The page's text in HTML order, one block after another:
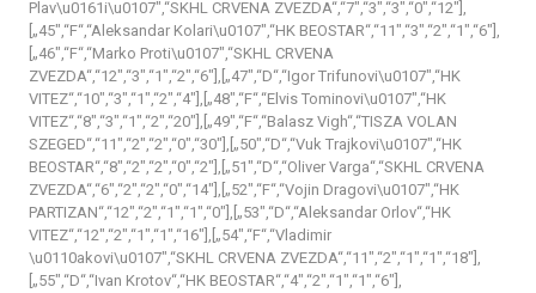
Plav\u0161i\u0107″,“SKHL CRVENA ZVEZDA“,“7″,“3″,“3″,“0″,“12″],
[„45″,“F“,“Aleksandar Kolari\u0107″,“HK BEOSTAR“,“11″,“3″,“2″,“1″,“6″],
[„46″,“F“,“Marko Proti\u0107″,“SKHL CRVENA
ZVEZDA“,“12″,“3″,“1″,“2″,“6″],[„47″,“D“,“Igor Trifunovi\u0107″,“HK
VITEZ“,“10″,“3″,“1″,“2″,“4″],[„48″,“F“,“Elvis Tominovi\u0107″,“HK
VITEZ“,“8″,“3″,“1″,“2″,“20″],[„49″,“F“,“Balasz Vigh“,“TISZA VOLAN
SZEGED“,“11″,“2″,“2″,“0″,“30″],[„50″,“D“,“Vuk Trajkovi\u0107″,“HK
BEOSTAR“,“8″,“2″,“2″,“0″,“2″],[„51″,“D“,“Oliver Varga“,“SKHL CRVENA
ZVEZDA“,“6″,“2″,“2″,“0″,“14″],[„52″,“F“,“Vojin Dragovi\u0107″,“HK
PARTIZAN“,“12″,“2″,“1″,“1″,“0″],[„53″,“D“,“Aleksandar Orlov“,“HK
VITEZ“,“12″,“2″,“1″,“1″,“16″],[„54″,“F“,“Vladimir
\u0110akovi\u0107″,“SKHL CRVENA ZVEZDA“,“11″,“2″,“1″,“1″,“18″],
[„55″,“D“,“Ivan Krotov“,“HK BEOSTAR“,“4″,“2″,“1″,“1″,“6″],